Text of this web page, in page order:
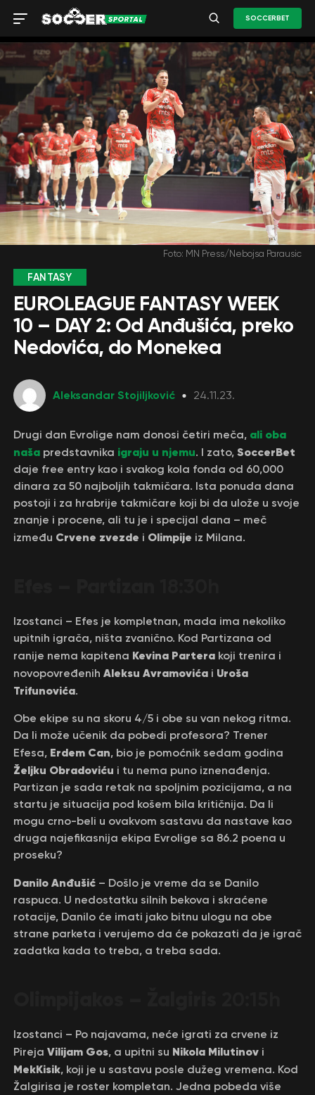
SOCCERBET
Foto: MN Press/Nebojsa Parausic
FANTASY
EUROLEAGUE FANTASY WEEK
10 – DAY 2: Od Anđušića, preko
Nedovića, do Monekea
Aleksandar Stojiljković 24.11.23.
Drugi dan Evrolige nam donosi četiri meča, ali oba
našapredstavnika igraju u njemu. I zato, SoccerBet
daje free entry kao i svakog kola fonda od 60,000
dinara za 50 najboljih takmičara. Ista ponuda dana
postoji i za hrabrije takmičare koji bi da ulože u svoje
znanje i procene, ali tu je i specijal dana – meč
između Crvene zvezde i Olimpije iz Milana.
Izostanci – Efes je kompletnan, mada ima nekoliko
upitnih igrača, ništa zvanično. Kod Partizana od
ranije nema kapitena Kevina Parterakoji trenira i
novopovređenih Aleksu Avramovićai Uroša
Trifunovića.
Obe ekipe su na skoru 4/5 i obe su van nekog ritma.
Da li može učenik da pobedi profesora? Trener
Efesa, Erdem Can, bio je pomoćnik sedam godina
Željku Obradoviću i tu nema puno iznenađenja.
Partizan je sada retak na spoljnim pozicijama, a na
startu je situacija pod košem bila kritičnija. Da li
mogu crno-beli u ovakvom sastavu da nastave kao
druga najefikasnija ekipa Evrolige sa 86.2 poena u
proseku?
Danilo Anđušić– Došlo je vreme da se Danilo
raspuca. U nedostatku silnih bekova i skraćene
rotacije, Danilo će imati jako bitnu ulogu na obe
strane parketa i verujemo da će pokazati da je igrač
zadatka kada to treba, a treba sada.
Izostanci – Po najavama, neće igrati za crvene iz
Pireja Vilijam Gos, a upitni su Nikola Milutinovi
MekKisik, koji je u sastavu posle dužeg vremena. Kod
Žalgirisa je roster kompletan. Jedna pobeda više